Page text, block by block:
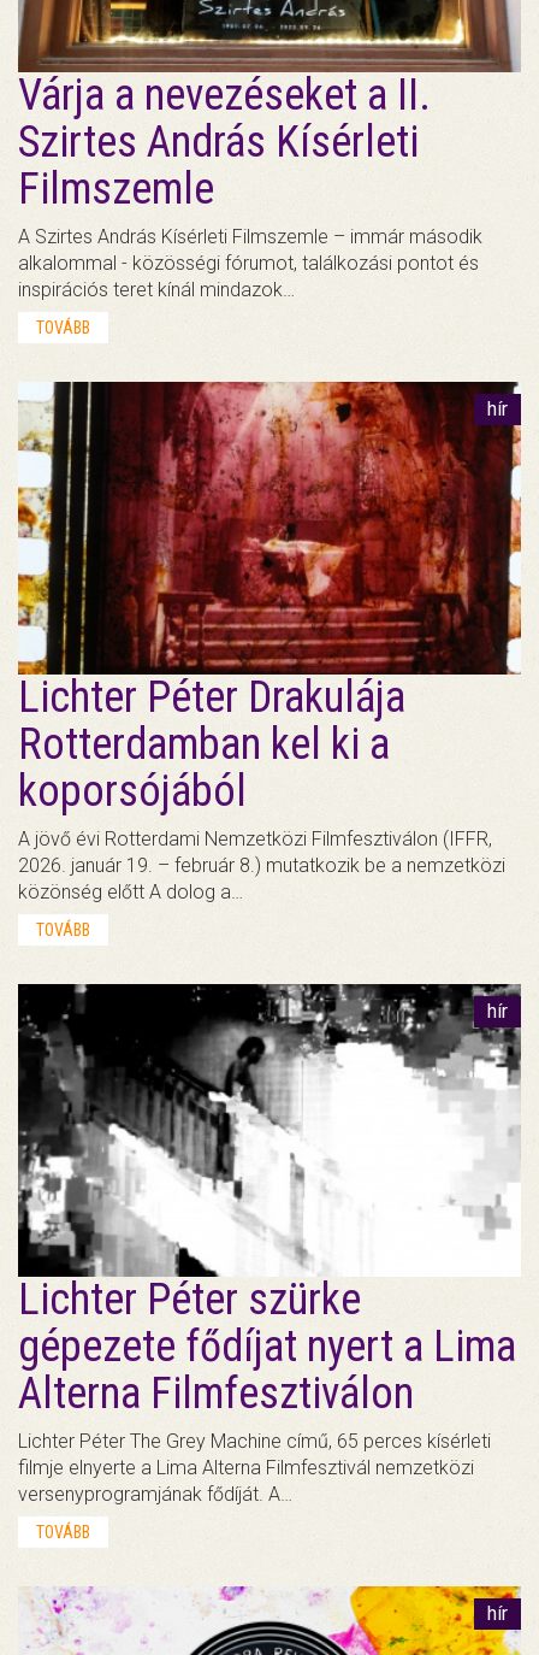
Várja a nevezéseket a II.
Szirtes András Kísérleti
Filmszemle
A Szirtes András Kísérleti Filmszemle – immár második
alkalommal - közösségi fórumot, találkozási pontot és
inspirációs teret kínál mindazok…
TOVÁBB
hír
Lichter Péter Drakulája
Rotterdamban kel ki a
koporsójából
A jövő évi Rotterdami Nemzetközi Filmfesztiválon (IFFR,
2026. január 19. – február 8.) mutatkozik be a nemzetközi
közönség előtt A dolog a…
TOVÁBB
hír
Lichter Péter szürke
gépezete fődíjat nyert a Lima
Alterna Filmfesztiválon
Lichter Péter The Grey Machine című, 65 perces kísérleti
filmje elnyerte a Lima Alterna Filmfesztivál nemzetközi
versenyprogramjának fődíját. A…
TOVÁBB
hír